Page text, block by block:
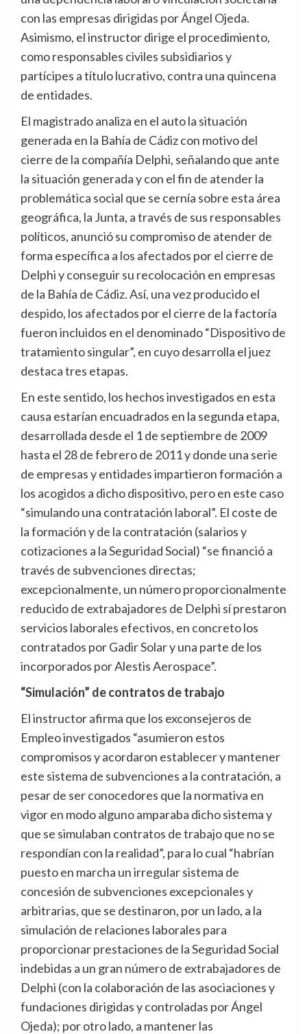
con las empresas dirigidas por Ángel Ojeda.
Asimismo, el instructor dirige el procedimiento,
como responsables civiles subsidiarios y
partícipes a título lucrativo, contra una quincena
de entidades.
El magistrado analiza en el auto la situación
generada en la Bahía de Cádiz con motivo del
cierre de la compañía Delphi, señalando que ante
la situación generada y con el fin de atender la
problemática social que se cernía sobre esta área
geográfica, la Junta, a través de sus responsables
políticos, anunció su compromiso de atender de
forma específica a los afectados por el cierre de
Delphi y conseguir su recolocación en empresas
de la Bahía de Cádiz. Así, una vez producido el
despido, los afectados por el cierre de la factoría
fueron incluidos en el denominado “Dispositivo de
tratamiento singular”, en cuyo desarrolla el juez
destaca tres etapas.
En este sentido, los hechos investigados en esta
causa estarían encuadrados en la segunda etapa,
desarrollada desde el 1 de septiembre de 2009
hasta el 28 de febrero de 2011 y donde una serie
de empresas y entidades impartieron formación a
los acogidos a dicho dispositivo, pero en este caso
“simulando una contratación laboral”. El coste de
la formación y de la contratación (salarios y
cotizaciones a la Seguridad Social) “se financió a
través de subvenciones directas;
excepcionalmente, un número proporcionalmente
reducido de extrabajadores de Delphi sí prestaron
servicios laborales efectivos, en concreto los
contratados por Gadir Solar y una parte de los
incorporados por Alestis Aerospace”.
“Simulación” de contratos de trabajo
El instructor afirma que los exconsejeros de
Empleo investigados “asumieron estos
compromisos y acordaron establecer y mantener
este sistema de subvenciones a la contratación, a
pesar de ser conocedores que la normativa en
vigor en modo alguno amparaba dicho sistema y
que se simulaban contratos de trabajo que no se
respondían con la realidad”, para lo cual “habrían
puesto en marcha un irregular sistema de
concesión de subvenciones excepcionales y
arbitrarias, que se destinaron, por un lado, a la
simulación de relaciones laborales para
proporcionar prestaciones de la Seguridad Social
indebidas a un gran número de extrabajadores de
Delphi (con la colaboración de las asociaciones y
fundaciones dirigidas y controladas por Ángel
Ojeda); por otro lado, a mantener las